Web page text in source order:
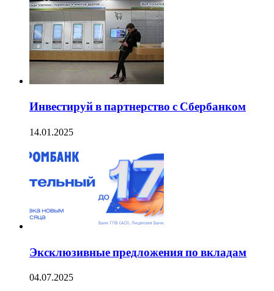
Инвестируй в партнерство с Сбербанком
14.01.2025
Эксклюзивные предложения по вкладам
04.07.2025